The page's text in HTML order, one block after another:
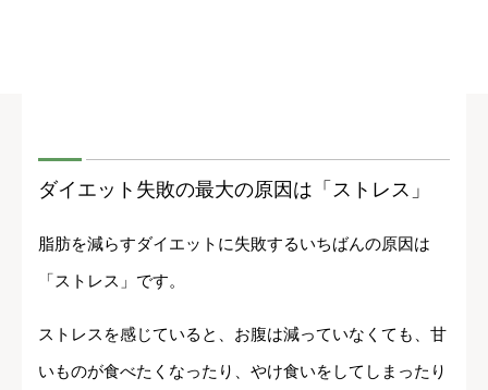
ダイエット失敗の最大の原因は「ストレス」
脂肪を減らすダイエットに失敗するいちばんの原因は
「ストレス」です。
ストレスを感じていると、お腹は減っていなくても、甘
いものが食べたくなったり、やけ食いをしてしまったり